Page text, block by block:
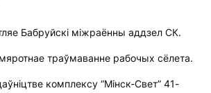
Бабруйскі міжраённы аддзел СК.
траўмаванне рабочых сёлета.
комплексу “Мінск-Свет” 41-